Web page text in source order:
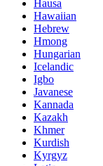
Hausa
Hawaiian
Hebrew
Hmong
Hungarian
Icelandic
Igbo
Javanese
Kannada
Kazakh
Khmer
Kurdish
Kyrgyz